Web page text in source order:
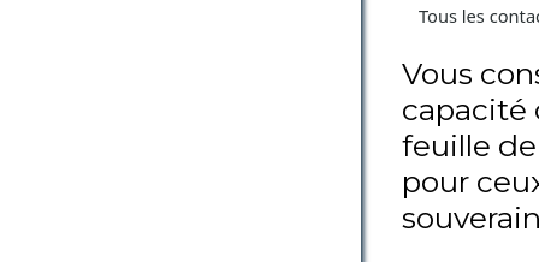
Vous
capacité
feuille
pour